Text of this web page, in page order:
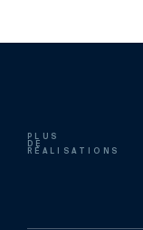
PLUS
DE
RÉALISATIONS